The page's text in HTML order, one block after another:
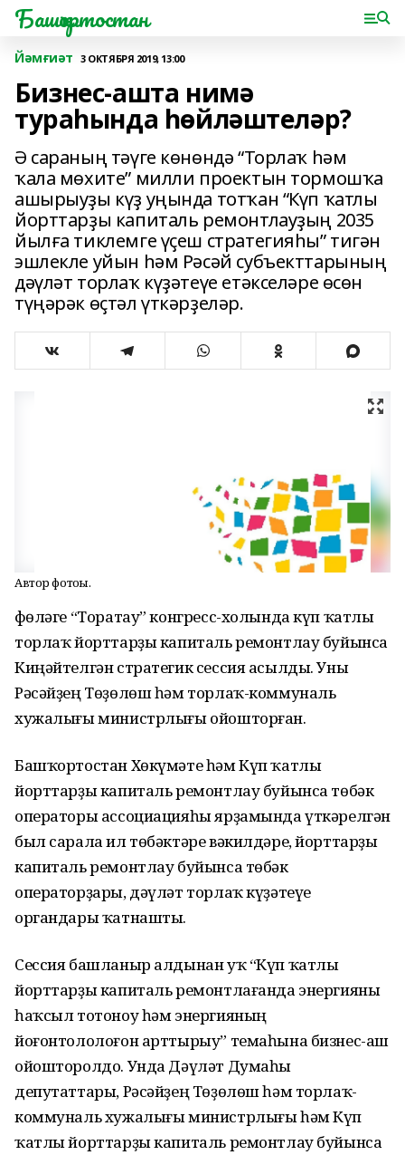
Башҡортостан
Йәмғиәт 3 ОКТЯБРЯ 2019, 13:00
Бизнес-ашта нимә
тураһында һөйләштеләр?
Ә сараның тәүге көнөндә “Торлаҡ һәм
ҡала мөхите” милли проектын тормошҡа
ашырыуҙы күҙ уңында тотҡан “Күп ҡатлы
йорттарҙы капиталь ремонтлауҙың 2035
йылға тиклемге үҫеш стратегияһы” тигән
эшлекле уйын һәм Рәсәй субъекттарының
дәүләт торлаҡ күҙәтеүе етәкселәре өсөн
түңәрәк өҫтәл үткәрҙеләр.
Автор фотоһы.
Өфөләге “Торатау” конгресс-холында күп ҡатлы
торлаҡ йорттарҙы капиталь ремонтлау буйынса
Киңәйтелгән стратегик сессия асылды. Уны
Рәсәйҙең Төҙөлөш һәм торлаҡ-коммуналь
хужалығы министрлығы ойошторған.
Башҡортостан Хөкүмәте һәм Күп ҡатлы
йорттарҙы капиталь ремонтлау буйынса төбәк
операторы ассоциацияһы ярҙамында үткәрелгән
был сарала ил төбәктәре вәкилдәре, йорттарҙы
капиталь ремонтлау буйынса төбәк
операторҙары, дәүләт торлаҡ күҙәтеүе
органдары ҡатнашты.
Сессия башланыр алдынан уҡ “Күп ҡатлы
йорттарҙы капиталь ремонтлағанда энергияны
һаҡсыл тотоноу һәм энергияның
йоғонтололоғон арттырыу” темаһына бизнес-аш
ойошторолдо. Унда Дәүләт Думаһы
депутаттары, Рәсәйҙең Төҙөлөш һәм торлаҡ-
коммуналь хужалығы министрлығы һәм Күп
ҡатлы йорттарҙы капиталь ремонтлау буйынса